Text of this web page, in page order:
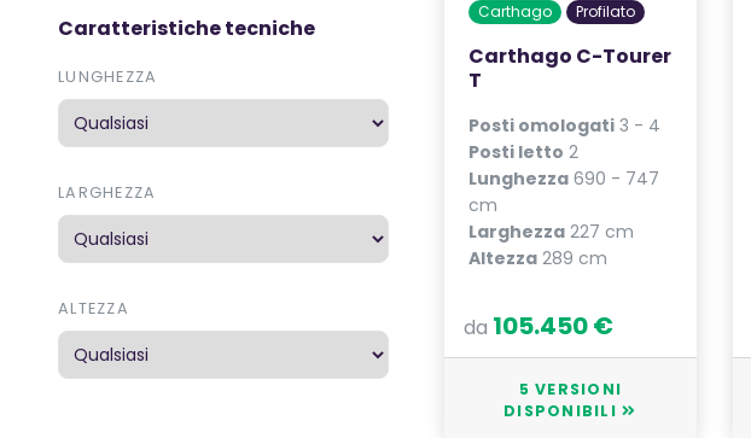
Caratteristiche tecniche
LUNGHEZZA
LARGHEZZA
ALTEZZA
Carthago Profilato
Carthago C-Tourer
T
Posti omologati3 - 4
Posti letto 2
Lunghezza690 - 747
cm
Larghezza227 cm
Altezza289 cm
da 105.450 €
5 VERSIONI
DISPONIBILI